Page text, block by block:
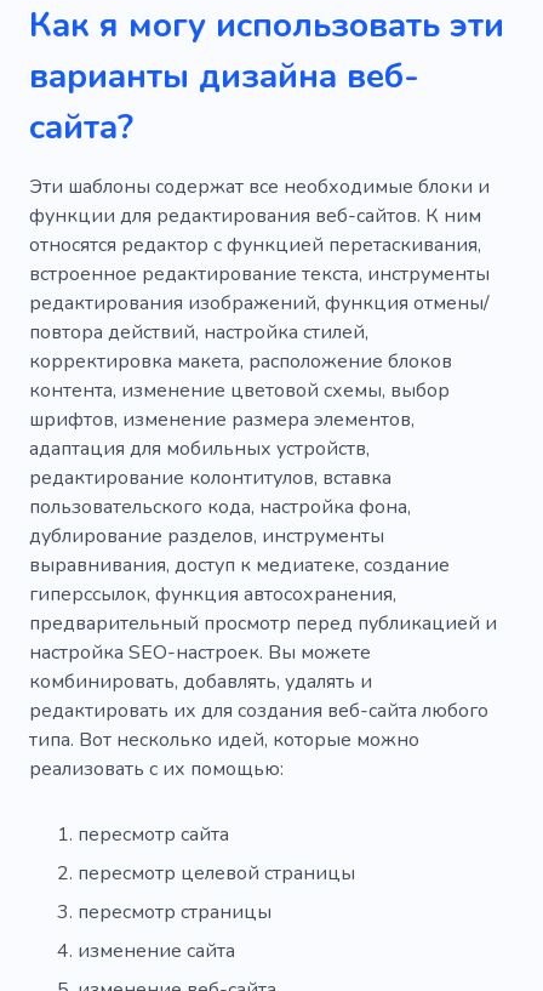
Как я могу использовать эти
варианты дизайна веб-
сайта?
Эти шаблоны содержат все необходимые блоки и
функции для редактирования веб-сайтов. К ним
относятся редактор с функцией перетаскивания,
встроенное редактирование текста, инструменты
редактирования изображений, функция отмены/
повтора действий, настройка стилей,
корректировка макета, расположение блоков
контента, изменение цветовой схемы, выбор
шрифтов, изменение размера элементов,
адаптация для мобильных устройств,
редактирование колонтитулов, вставка
пользовательского кода, настройка фона,
дублирование разделов, инструменты
выравнивания, доступ к медиатеке, создание
гиперссылок, функция автосохранения,
предварительный просмотр перед публикацией и
настройка SEO-настроек. Вы можете
комбинировать, добавлять, удалять и
редактировать их для создания веб-сайта любого
типа. Вот несколько идей, которые можно
реализовать с их помощью:
пересмотр сайта
пересмотр целевой страницы
пересмотр страницы
изменение сайта